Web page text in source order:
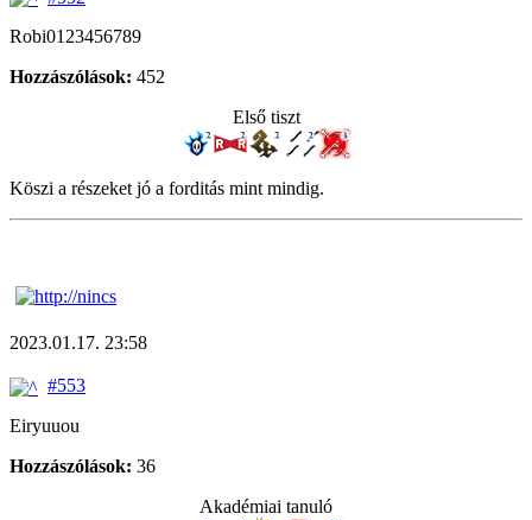
Robi0123456789
Hozzászólások: 452
Első tiszt
Köszi a részeket jó a forditás mint mindig.
2023.01.17. 23:58
#553
Eiryuuou
Hozzászólások: 36
Akadémiai tanuló